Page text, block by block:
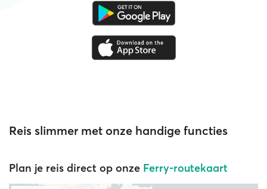
Reis slimmer met onze handige functies
Plan je reis direct op onze Ferry-routekaart